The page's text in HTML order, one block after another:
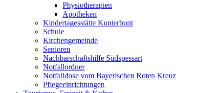
Physiotherapien
Apotheken
Kindertagesstätte Kunterbunt
Schule
Kirchengemeinde
Senioren
Nachbarschaftshilfe Südspessart
Notfallordner
Notfalldose vom Bayerischen Roten Kreuz
Pflegeeinrichtungen